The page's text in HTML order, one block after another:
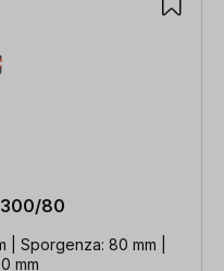
300/80
Sporgenza: 80 mm |
mm